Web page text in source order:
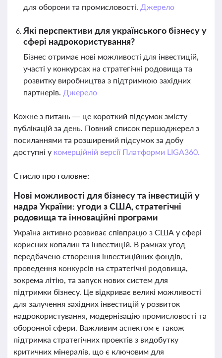
для оборони та промисловості. Джерело
Які перспективи для українського бізнесу у
сфері надрокористування?
Бізнес отримає нові можливості для інвестицій,
участі у конкурсах на стратегічні родовища та
розвитку виробництва з підтримкою західних
партнерів. Джерело
Кожне з питань — це короткий підсумок змісту
публікацій за день. Повний список першоджерел з
посиланнями та розширений підсумок за добу
доступні у комерційній версії Платформи LIGA360.
Стисло про головне:
Нові можливості для бізнесу та інвестицій у
надра України: угоди з США, стратегічні
родовища та інноваційні програми
Україна активно розвиває співпрацю з США у сфері
корисних копалин та інвестицій. В рамках угод
передбачено створення інвестиційних фондів,
проведення конкурсів на стратегічні родовища,
зокрема літію, та запуск нових систем для
підтримки бізнесу. Це відкриває великі можливості
для залучення західних інвестицій у розвиток
надрокористування, модернізацію промисловості та
оборонної сфери. Важливим аспектом є також
підтримка стратегічних проектів з видобутку
критичних мінералів, що є ключовим для